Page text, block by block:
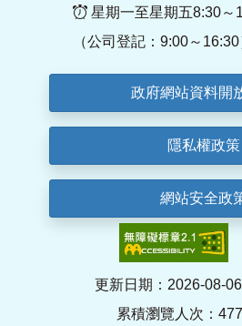
星期一至星期五8:30～
（公司登記：9:00～
政府網站資料開
隱私權政策
網站安全政
更新日期：2026-08-
累積瀏覽人次：